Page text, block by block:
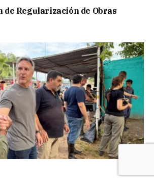
de Regularización de Obras